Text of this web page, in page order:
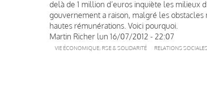
delà de 1 million d’euros inquiète les milieux
gouvernement a raison, malgré les
hautes rémunérations. Voici pourquoi.
Martin Richer lun 16/07/2012 - 22:07
VIE ÉCONOMIQUE, RSE & SOLIDARITÉ RELATIONS SOCIALES